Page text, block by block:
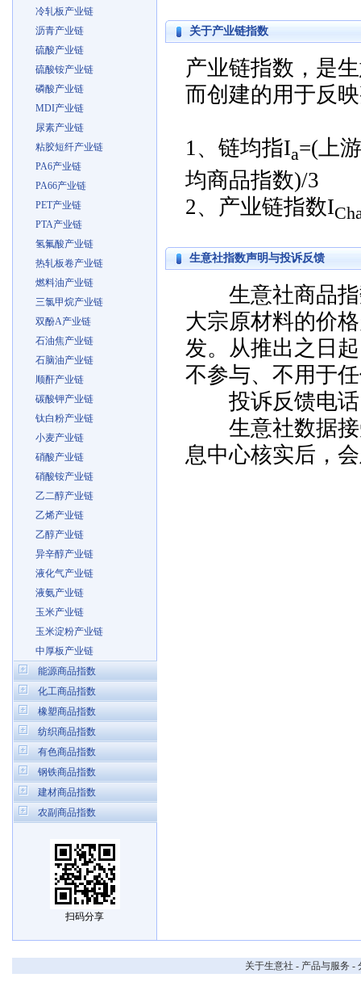
冷轧板产业链
沥青产业链
硫酸产业链
硫酸铵产业链
磷酸产业链
MDI产业链
尿素产业链
粘胶短纤产业链
PA6产业链
PA66产业链
PET产业链
PTA产业链
氢氟酸产业链
热轧板卷产业链
燃料油产业链
三氯甲烷产业链
双酚A产业链
石油焦产业链
石脑油产业链
顺酐产业链
碳酸钾产业链
钛白粉产业链
小麦产业链
硝酸产业链
硝酸铵产业链
乙二醇产业链
乙烯产业链
乙醇产业链
异辛醇产业链
液化气产业链
液氨产业链
玉米产业链
玉米淀粉产业链
中厚板产业链
能源商品指数
化工商品指数
橡塑商品指数
纺织商品指数
有色商品指数
钢铁商品指数
建材商品指数
农副商品指数
扫码分享
关于产业链指数
产业链指数，是
而创建的用于反
1、链均指Ia=(上
均商品指数)/3
2、产业链指数I
生意社指数声明与投诉反馈
生意社商品指
大宗原材料的价
发。从推出之日
不参与、不用于
投诉反馈电话
生意社数据接
息中心核实后，
关于生意社 - 产品与服务 -